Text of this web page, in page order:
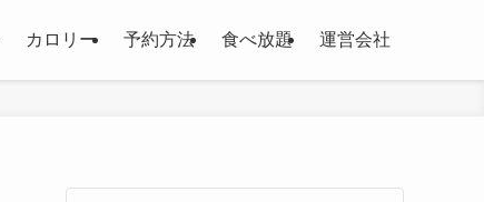
カロリー 予約方法 食べ放題 運営会社